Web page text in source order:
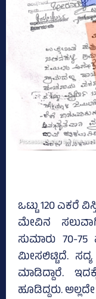
ಒಟ್ಟು 120 ಎಕರೆ
ಮೇವಿನ
ಸುಮಾರು 70-
ಮೀಸಲಿಟ್ಟಿದೆ. ಸದ್ಯ
ಮಾಡಿದ್ದಾರೆ.
ಹೂಡಿದ್ದರು.